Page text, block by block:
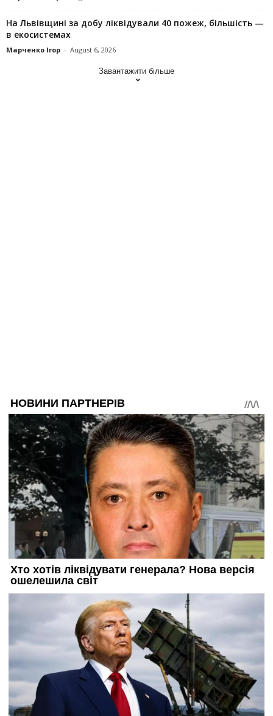
На Львівщині за добу ліквідували 40 пожеж, більшість —
в екосистемах
Марченко Ігор - August 6, 2026
Завантажити більше